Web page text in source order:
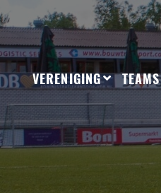
VERENIGING TEAMS